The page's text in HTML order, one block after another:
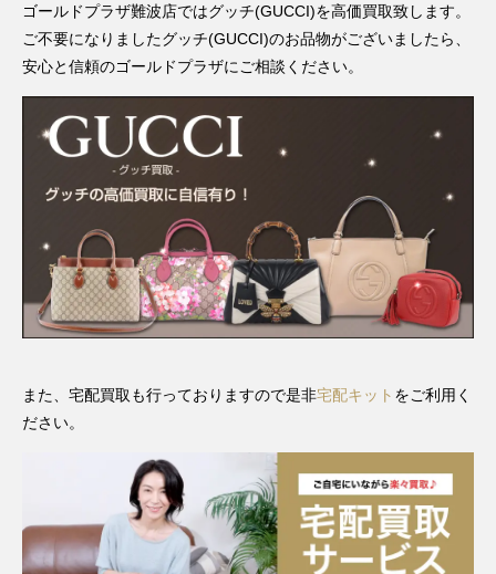
ゴールドプラザ難波店ではグッチ(GUCCI)を高価買取致します。
ご不要になりましたグッチ(GUCCI)のお品物がございましたら、
安心と信頼のゴールドプラザにご相談ください。
また、宅配買取も行っておりますので是非宅配キット をご利用く
ださい。